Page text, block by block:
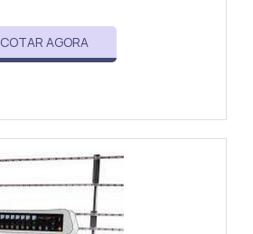
COTAR AGORA